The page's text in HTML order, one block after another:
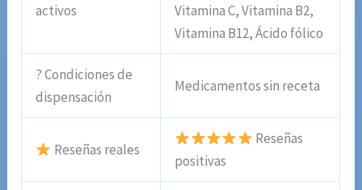
activos
Vitamina C, Vitamina B2,
Vitamina B12, Ácido fólico
? Condiciones de
dispensación
Medicamentos sin receta
Reseñas reales
Reseñas
positivas